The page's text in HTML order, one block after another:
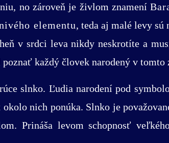
no zároveň je živlom znamení
elementu, teda aj malé levy sú
v srdci leva nikdy neskrotíte a
každý človek narodený v tomto
slnko. Ľudia narodení pod
nich ponúka. Slnko je
Prináša levom schopnosť